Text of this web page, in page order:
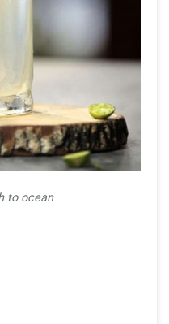
to ocean